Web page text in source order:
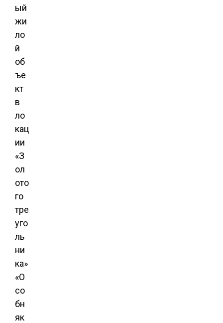
ый
жи
ло
й
об
ъе
кт
в
ло
кац
ии
«З
ол
ото
го
тре
уго
ль
ни
ка»
«О
со
бн
як